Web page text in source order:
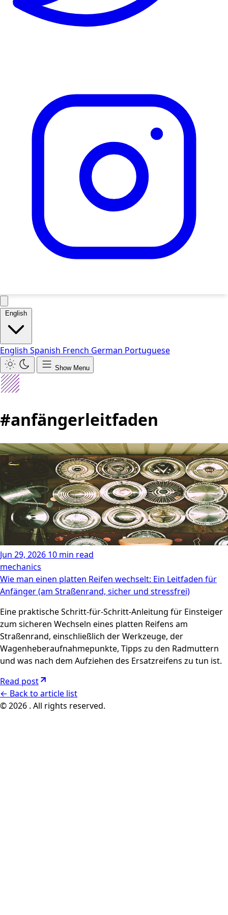
English
English Spanish French German Portuguese
Show Menu
#anfängerleitfaden
Jun 29, 2026 10 min read
mechanics
Wie man einen platten Reifen wechselt: Ein Leitfaden für
Anfänger (am Straßenrand, sicher und stressfrei)
Eine praktische Schritt-für-Schritt-Anleitung für Einsteiger
zum sicheren Wechseln eines platten Reifens am
Straßenrand, einschließlich der Werkzeuge, der
Wagenheberaufnahmepunkte, Tipps zu den Radmuttern
und was nach dem Aufziehen des Ersatzreifens zu tun ist.
Read post
← Back to article list
© 2026 . All rights reserved.